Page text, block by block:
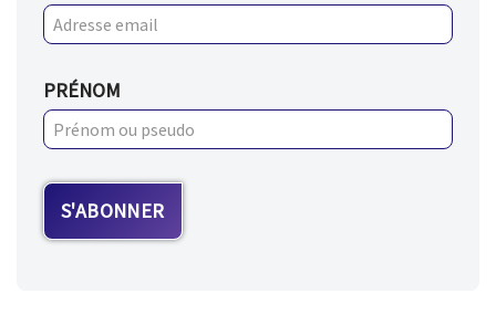
PRÉNOM